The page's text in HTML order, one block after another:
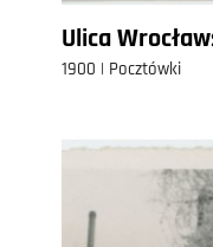
Ulica
1900 | Pocztówki